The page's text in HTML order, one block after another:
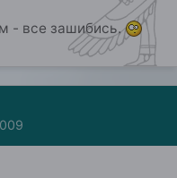
- все зашибись.